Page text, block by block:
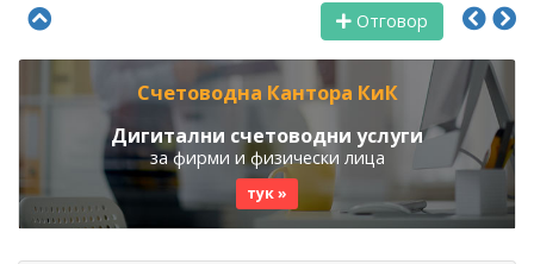
Отговор
Счетоводна Кантора КиК
Дигитални счетоводни услуги
за фирми и физически лица
тук »